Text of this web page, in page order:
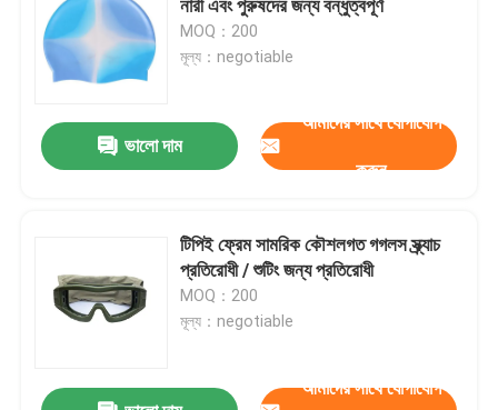
আমাদের সম্পর্কে
নারী এবং পুরুষদের জন্য বন্ধুত্বপূর্ণ
MOQ：200
মূল্য：negotiable
ভালো দাম
আমাদের সাথে যোগাযোগ
করুন
টিপিই ফ্রেম সামরিক কৌশলগত গগলস স্ক্র্যাচ
প্রতিরোধী / শুটিং জন্য প্রতিরোধী
MOQ：200
মূল্য：negotiable
আমাদের সাথে যোগাযোগ